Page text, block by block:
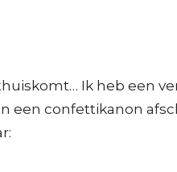
Ik heb een
een confettikanon